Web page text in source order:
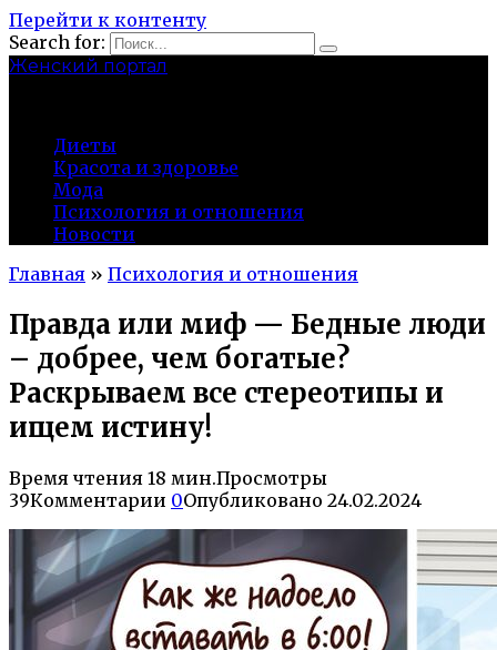
Перейти к контенту
Search for:
Женский портал
Диеты
Красота и здоровье
Мода
Психология и отношения
Новости
Главная » Психология и отношения
Правда или миф — Бедные люди
– добрее, чем богатые?
Раскрываем все стереотипы и
ищем истину!
Время чтения 18 мин.Просмотры
39Комментарии 0Опубликовано 24.02.2024